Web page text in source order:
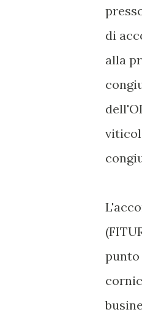
di
alla
punto